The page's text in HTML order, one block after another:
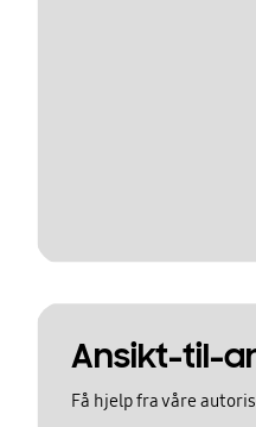
Ansikt-til-
Få hjelp fra våre